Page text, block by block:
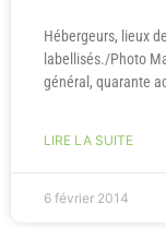
Hébergeurs, lieux
labellisés./Photo
général, quarante
LIRE LA SUITE
6 février 2014